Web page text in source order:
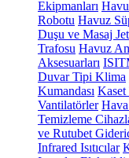
Ekipmanları
Robotu Havuz
Duşu ve Masaj
Trafosu Havuz
Aksesuarları
Duvar Tipi Klima
Kumandası
Vantilatörler
Temizleme
ve Rutubet
Infrared Isıtıcılar